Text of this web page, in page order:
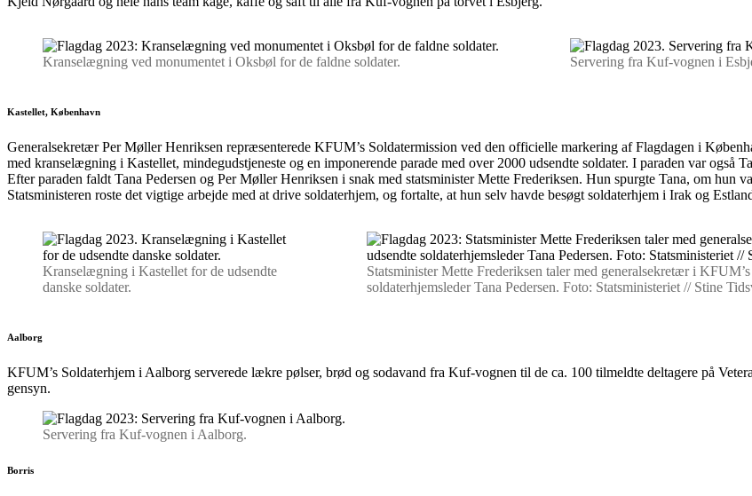
Kranselægning ved monumentet i Oksbøl for de faldne soldater. Servering fra Kuf-vognen i
Kastellet, København
Generalsekretær Per Møller Henriksen repræsenterede KFUM’s Soldatermission ved den officielle markering af Flagdagen i
med kranselægning i Kastellet, mindegudstjeneste og en imponerende parade med over 2000 udsendte soldater. I paraden var også
Efter paraden faldt Tana Pedersen og Per Møller Henriksen i snak med statsminister Mette Frederiksen. Hun spurgte Tana, om hun
Statsministeren roste det vigtige arbejde med at drive soldaterhjem, og fortalte, at hun selv havde besøgt soldaterhjem i Irak og
Kranselægning i Kastellet for de udsendte
danske soldater.
Statsminister Mette Frederiksen taler med generalsekretær i
soldaterhjemsleder Tana Pedersen. Foto: Statsministeriet // Stine
Aalborg
KFUM’s Soldaterhjem i Aalborg serverede lækre pølser, brød og sodavand fra Kuf-vognen til de ca. 100 tilmeldte deltagere på
gensyn.
Servering fra Kuf-vognen i Aalborg.
Borris